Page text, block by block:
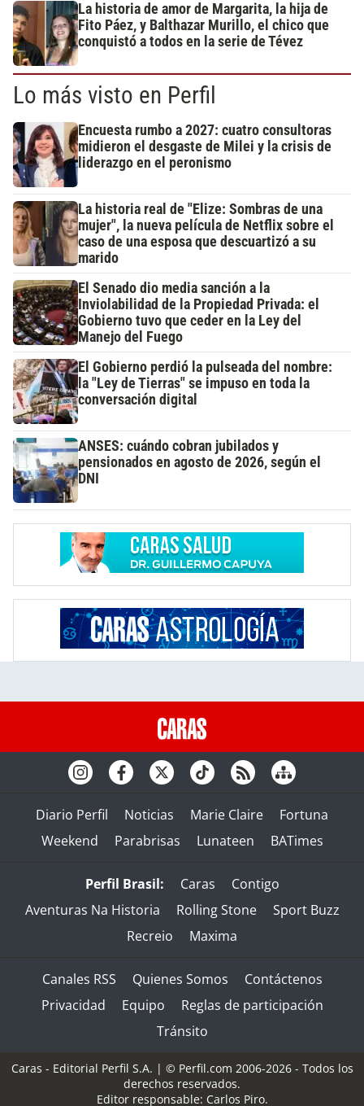
La historia de amor de Margarita, la hija de
Fito Páez, y Balthazar Murillo, el chico que
conquistó a todos en la serie de Tévez
Lo más visto en Perfil
Encuesta rumbo a 2027: cuatro consultoras
midieron el desgaste de Milei y la crisis de
liderazgo en el peronismo
La historia real de "Elize: Sombras de una
mujer", la nueva película de Netflix sobre el
caso de una esposa que descuartizó a su
marido
El Senado dio media sanción a la
Inviolabilidad de la Propiedad Privada: el
Gobierno tuvo que ceder en la Ley del
Manejo del Fuego
El Gobierno perdió la pulseada del nombre:
la "Ley de Tierras" se impuso en toda la
conversación digital
ANSES: cuándo cobran jubilados y
pensionados en agosto de 2026, según el
DNI
Diario Perfil Noticias Marie Claire
Fortuna
Weekend
Parabrisas Lunateen BATimes
Perfil Brasil: Caras
Contigo
Aventuras Na Historia
Rolling Stone
Sport Buzz
Recreio
Maxima
Canales RSS Quienes Somos
Contáctenos
Privacidad
Equipo
Reglas de participación
Tránsito
Caras - Editorial Perfil S.A. | © Perfil.com 2006-2026 - Todos los
derechos reservados.
Editor responsable: Carlos Piro.